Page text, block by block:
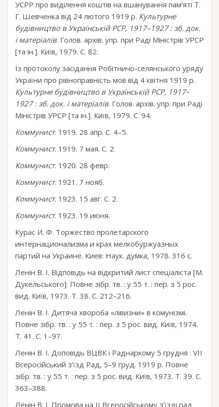
УСРР про виділення коштів на вшанування пам’яті Т.
Г. Шевченка від 24 лютого 1919 р. Культурне
будівництво в Українській РСР, 1917–1927 : зб. док.
і матеріалів. Голов. архів. упр. при Раді Міністрів УРСР
[та ін.]. Київ, 1979. С. 82.
Із протоколу засідання Робітничо-селянського уряду
України про рівноправність мов від 4 квітня 1919 р.
Культурне будівництво в Українській РСР, 1917–
1927 : зб. док. і матеріалів. Голов. архів. упр. при Раді
Міністрів УРСР [та ін.]. Київ, 1979. С. 94.
Коммунист. 1919. 28 апр. С. 4–5.
Коммунист. 1919. 7 мая. С. 2.
Коммунист. 1920. 28 февр.
Коммунист. 1921. 7 нояб.
Коммунист. 1923. 15 авг. С. 2.
Коммунист. 1923. 19 июня.
Курас И. Ф. Торжество пролетарского
интернационализма и крах мелкобуржуазных
партий на Украине. Киев: Наук. думка, 1978. 316 с.
Ленін В. І. Відповідь на відкритий лист спеціаліста [М.
Дукельського]. Повне зібр. тв. : у 55 т. : пер. з 5 рос.
вид. Київ, 1973. Т. 38. С. 212–216.
Ленін В. І. Дитяча хвороба «лівизни» в комунізмі.
Повне зібр. тв. : у 55 т. : пер. з 5 рос. вид. Київ, 1974.
Т. 41. С. 1–97.
Ленін В. І. Доповідь ВЦВК і Раднаркому 5 грудня : VII
Всеросійський з’їзд Рад, 5–9 груд. 1919 р. Повне
зібр. тв. : у 55 т. : пер. з 5 рос. вид. Київ, 1973. Т. 39. С.
363–388.
Ленін В. І. Промова на ІІ Всеросійському з’їзді рад